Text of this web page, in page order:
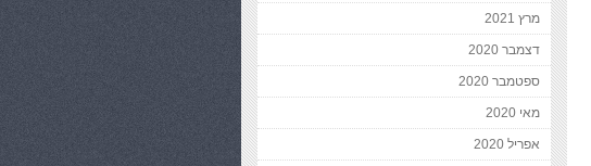
מרץ 2021
דצמבר 2020
ספטמבר 2020
מאי 2020
אפריל 2020